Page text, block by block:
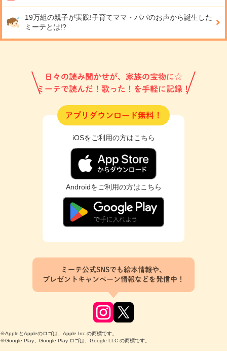
19万組の親子が実践!子育てママ・パパのお声から誕生した
ミーテとは!?
日々の読み聞かせが、家族の宝物に☆
ミーテで読んだ！歌った！を手軽に記録！
アプリダウンロード無料！
iOSをご利用の方はこちら
Androidをご利用の方はこちら
ミーテ公式SNSでも絵本情報や、
プレゼントキャンペーン情報などを発信中！
※AppleとAppleのロゴは、Apple Inc.の商標です。
※Google Play、Google Play ロゴは、Google LLC の商標です。